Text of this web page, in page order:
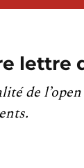
lettre
de